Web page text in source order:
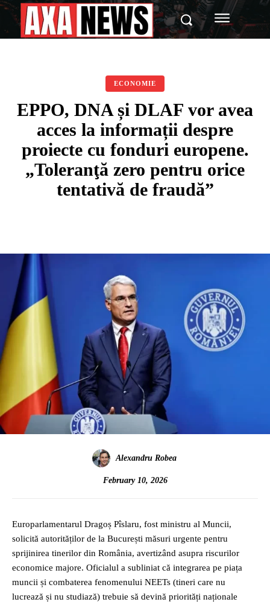
ECONOMIE
EPPO, DNA și DLAF vor avea
acces la informații despre
proiecte cu fonduri europene.
„Toleranţă zero pentru orice
tentativă de fraudă”
Alexandru Robea
February 10, 2026
Europarlamentarul Dragoș Pîslaru, fost ministru al Muncii,
solicită autorităților de la București măsuri urgente pentru
sprijinirea tinerilor din România, avertizând asupra riscurilor
economice majore. Oficialul a subliniat că integrarea pe piața
muncii și combaterea fenomenului NEETs (tineri care nu
lucrează și nu studiază) trebuie să devină priorități naționale